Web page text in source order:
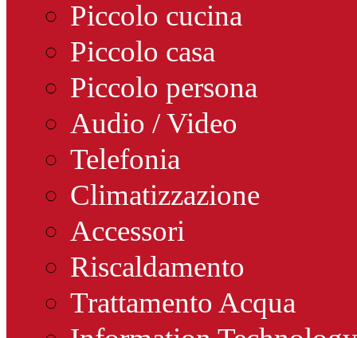
Piccolo cucina
Piccolo casa
Piccolo persona
Audio / Video
Telefonia
Climatizzazione
Accessori
Riscaldamento
Trattamento Acqua